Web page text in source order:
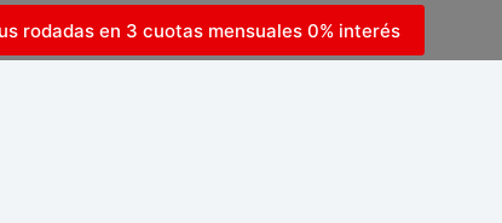
rodadas en 3 cuotas mensuales 0% interés